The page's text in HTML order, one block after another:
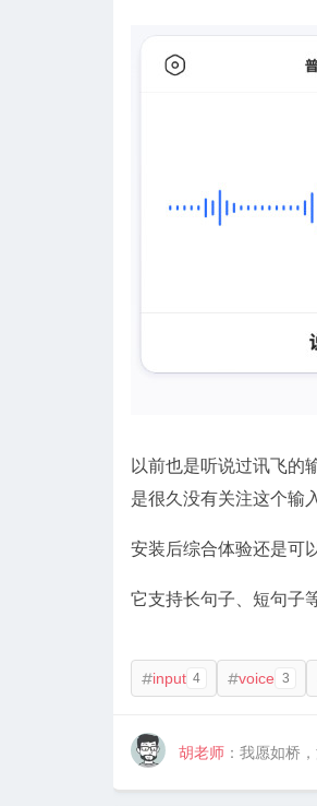
以前也是听说过讯飞的
是很久没有关注这个输
安装后综合体验还是可
它支持长句子、短句子
input 4 voice 3
胡老师 ：我愿如桥